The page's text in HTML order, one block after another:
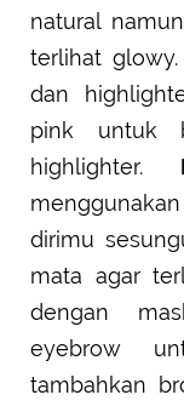
natural
terlihat glowy.
dan
pink untuk
highlighter.
dirimu
mata agar
dengan
eyebrow
tambahkan